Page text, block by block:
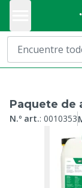
Paquete de
N.º art.: 0010353